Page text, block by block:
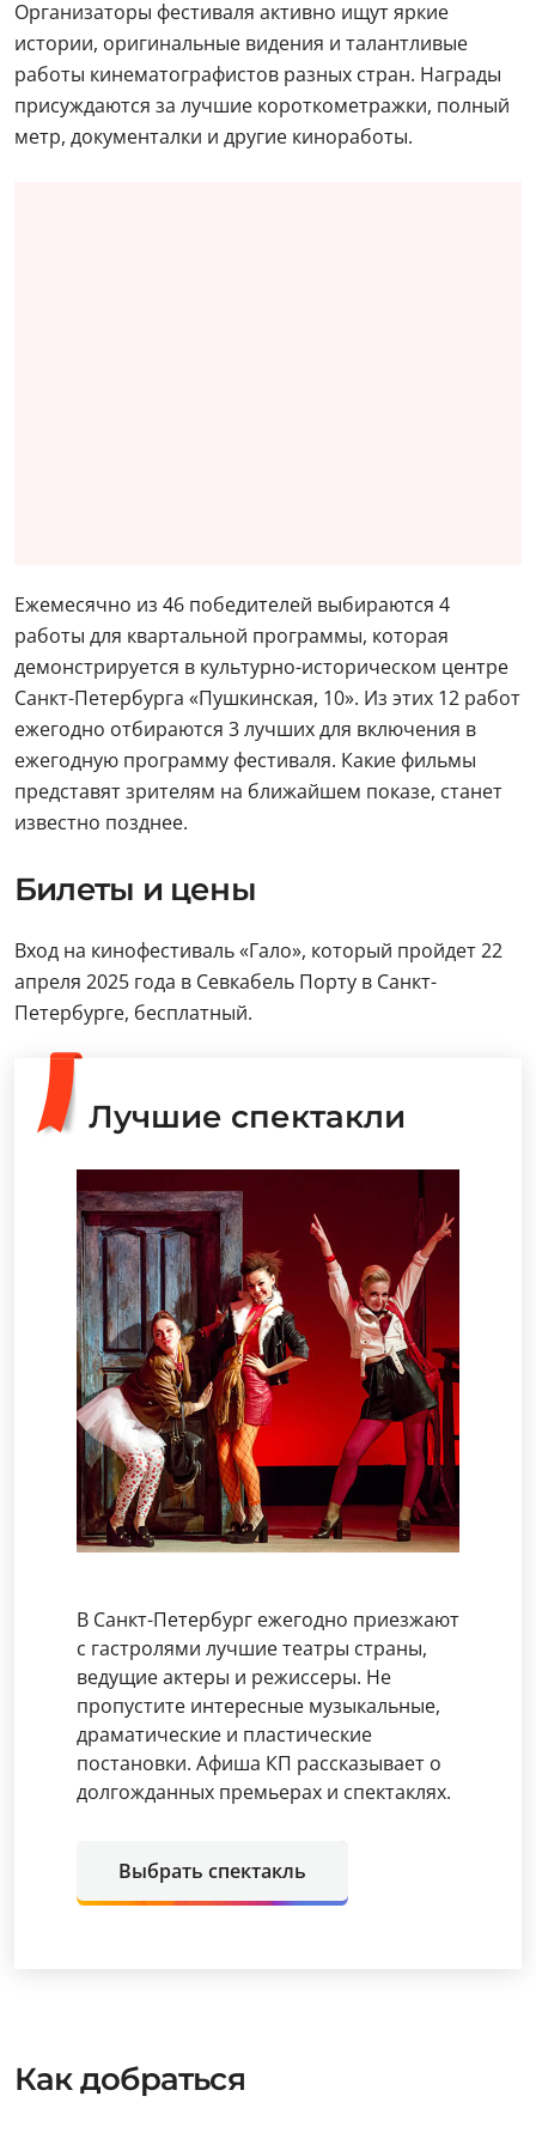
Организаторы фестиваля активно ищут яркие
истории, оригинальные видения и талантливые
работы кинематографистов разных стран. Награды
присуждаются за лучшие короткометражки, полный
метр, документалки и другие киноработы.
Ежемесячно из 46 победителей выбираются 4
работы для квартальной программы, которая
демонстрируется в культурно-историческом центре
Санкт-Петербурга «Пушкинская, 10». Из этих 12 работ
ежегодно отбираются 3 лучших для включения в
ежегодную программу фестиваля. Какие фильмы
представят зрителям на ближайшем показе, станет
известно позднее.
Билеты и цены
Вход на кинофестиваль «Гало», который пройдет 22
апреля 2025 года в Севкабель Порту в Санкт-
Петербурге, бесплатный.
Лучшие спектакли
В Санкт-Петербург ежегодно приезжают
с гастролями лучшие театры страны,
ведущие актеры и режиссеры. Не
пропустите интересные музыкальные,
драматические и пластические
постановки. Афиша КП рассказывает о
долгожданных премьерах и спектаклях.
Выбрать спектакль
Как добраться